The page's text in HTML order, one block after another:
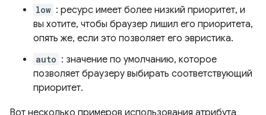
low : ресурс имеет более низкий приоритет, и
вы хотите, чтобы браузер лишил его приоритета,
опять же, если это позволяет его эвристика.
auto : значение по умолчанию, которое
позволяет браузеру выбирать соответствующий
приоритет.
Вот несколько примеров использования атрибута